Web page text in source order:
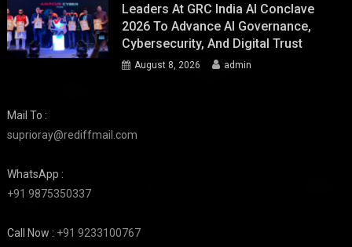
Leaders At GRC India AI Conclave
2026 To Advance AI Governance,
Cybersecurity, And Digital Trust
August 8, 2026 admin
Mail To :
suprioray@rediffmail.com
WhatsApp :
+91 9875350337
Call Now : +91 9233100767